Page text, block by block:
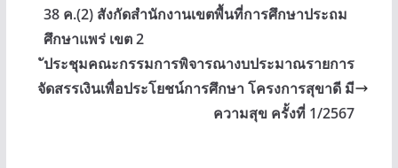
38 ค.(2) สังกัดสำนักงานเขตพื้นที่การศึกษาประถม
ศึกษาแพร่ เขต 2
ัประชุมคณะกรรมการพิจารณางบประมาณรายการ
จัดสรรเงินเพื่อประโยชน์การศึกษา โครงการสุขาดี มี
ความสุข ครั้งที่ 1/2567